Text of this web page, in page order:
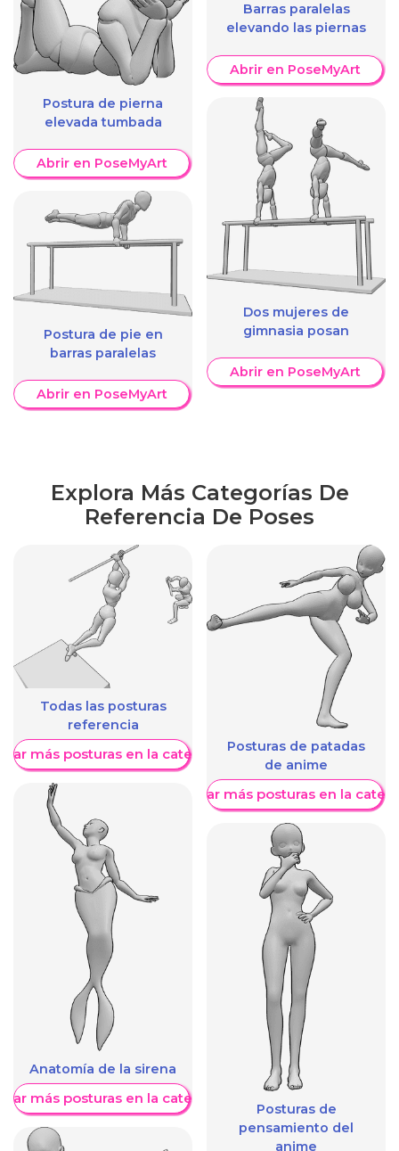
Postura de pierna
elevada tumbada
Abrir en PoseMyArt
Postura de pie en
barras paralelas
Abrir en PoseMyArt
Barras paralelas
elevando las piernas
Abrir en PoseMyArt
Dos mujeres de
gimnasia posan
Abrir en PoseMyArt
Explora Más Categorías De
Referencia De Poses
Todas las posturas
referencia
más posturas en la categoría
Anatomía de la sirena
más posturas en la categoría
Posturas de patadas
de anime
Mostrar más posturas en la
Posturas de
pensamiento del
anime